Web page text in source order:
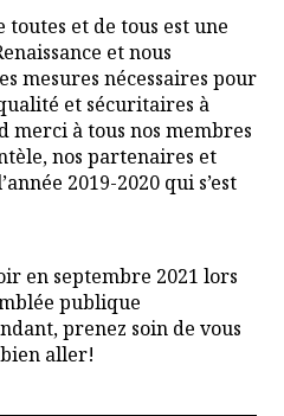
et de tous est une
et nous
mesures nécessaires pour
et sécuritaires à
merci à tous nos membres
nos partenaires et
2019-2020 qui s’est
en septembre 2021 lors
publique
prenez soin de vous
bien aller!